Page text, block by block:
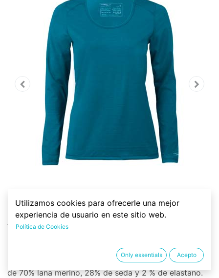
Camiseta técnica lana merino
y seda, regular fit, manga
Camiseta deportiva técnica para mujer confeccionada
de 70% lana merino, 28% de seda y 2 % de elastano.
Utilizamos cookies para ofrecerle una mejor
experiencia de usuario en este sitio web.
Política de Cookies
Only essentials Acepto